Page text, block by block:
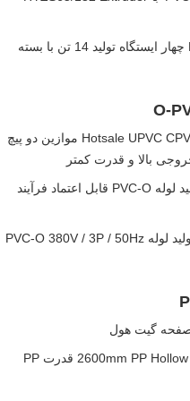
ماشین ساخت لوله های لوله های PVC چهار ایستگاه تولید 14 تن با بسته
ساخته شده در چین Hotsale UPVC CPVC OPVC PVC موازین دو پیچ
90-250mm / 160-400mm خط تولید لوله PVC-O قابل اعتماد فرآیند
250-630mm / 315-800mm خط تولید لوله PVC-O 380V / 3P / 50Hz
2200 / 2600mm PP Hollow Grid Board Machine 150kw قدرت PP